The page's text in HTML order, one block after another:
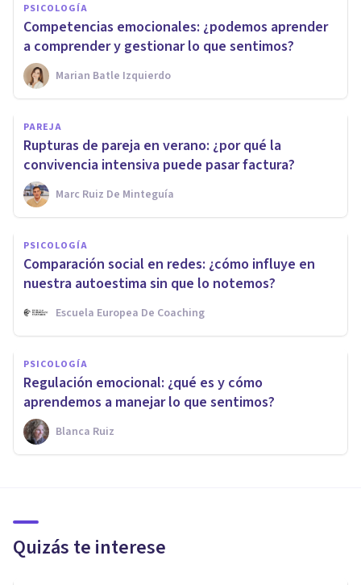
PSICOLOGÍA
Competencias emocionales: ¿podemos aprender
a comprender y gestionar lo que sentimos?
Marian Batle Izquierdo
PAREJA
Rupturas de pareja en verano: ¿por qué la
convivencia intensiva puede pasar factura?
Marc Ruiz De Minteguía
PSICOLOGÍA
Comparación social en redes: ¿cómo influye en
nuestra autoestima sin que lo notemos?
Escuela Europea De Coaching
PSICOLOGÍA
Regulación emocional: ¿qué es y cómo
aprendemos a manejar lo que sentimos?
Blanca Ruiz
Quizás te interese